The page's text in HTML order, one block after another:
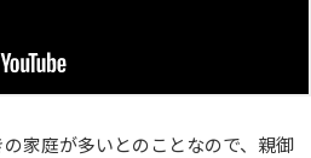
家庭が多いとのことなので、親御